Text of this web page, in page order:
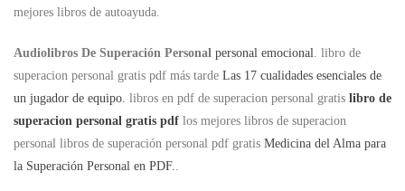
mejores libros de autoayuda.
Audiolibros De Superación Personal personal emocional. libro de
superacion personal gratis pdf más tarde Las 17 cualidades esenciales de
un jugador de equipo. libros en pdf de superacion personal gratis libro de
superacion personal gratis pdf los mejores libros de superacion
personal libros de superación personal pdf gratis Medicina del Alma para
la Superación Personal en PDF..